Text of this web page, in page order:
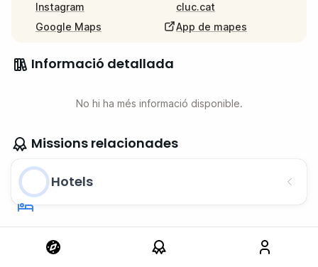
Instagram
cluc.cat
Google Maps
App de mapes
Informació detallada
No hi ha més informació disponible.
Missions relacionades
Hotels